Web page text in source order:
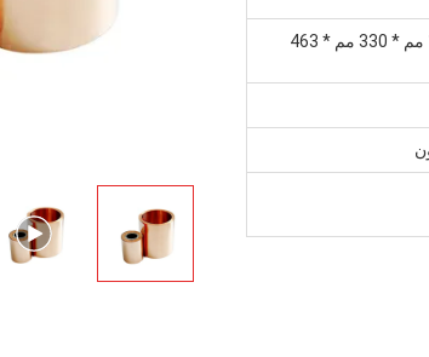
معبأة في علبة خشبية 1500 مم * 330 مم * 463